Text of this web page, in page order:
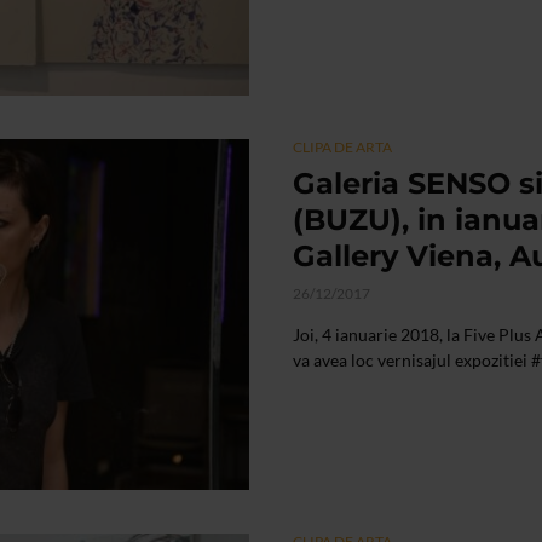
CLIPA DE ARTA
Galeria SENSO
(BUZU), in
Gallery Viena,
26/12/2017
Joi, 4 ianuarie 2018, la Five
va avea loc vernisajul expozitiei